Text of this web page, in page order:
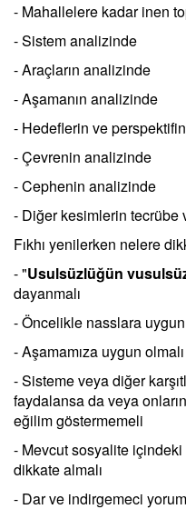
- Mahallelere kadar inen
- Sistem analizinde
- Araçların analizinde
- Aşamanın analizinde
- Hedeflerin ve
- Çevrenin analizinde
- Cephenin analizinde
- Diğer kesimlerin tecrübe
Fıkhı yenilerken nelere
- "Usulsüzlüğün
dayanmalı
- Öncelikle nasslara uygun
- Aşamamıza uygun olmalı
- Sisteme veya diğer
faydalansa da veya
eğilim göstermemeli
- Mevcut sosyalite
dikkate almalı
- Dar ve indirgemeci